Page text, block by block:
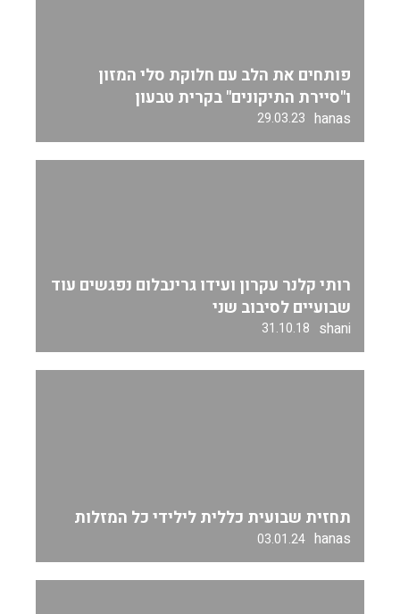
פותחים את הלב עם חלוקת סלי המזון
ו"סיירת התיקונים" בקרית טבעון
hanas
29.03.23
רותי קלנר עקרון ועידו גרינבלום נפגשים עוד
שבועיים לסיבוב שני
shani
31.10.18
תחזית שבועית כללית לילידי כל המזלות
hanas
03.01.24